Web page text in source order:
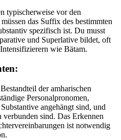
typischerweise vor den
das Suffix des bestimmten
spezifisch ist. Du musst
und Superlative bildet, oft
wie Bätam.
der amharischen
Personalpronomen,
angehängt sind, und
sind. Das Erkennen
ist notwendig